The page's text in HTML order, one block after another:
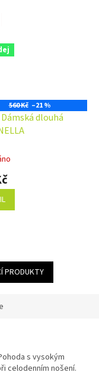
560 Kč –21 %
Dámská dlouhá
PRODUKTY
s vysokým
celodenním nošení.